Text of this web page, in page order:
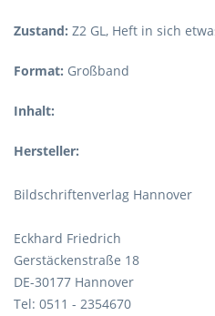
Zustand: Z2 GL, Heft in sich
Format: Großband
Inhalt:
Hersteller:
Bildschriftenverlag Hannover
Eckhard Friedrich
Gerstäckenstraße 18
DE-30177 Hannover
Tel: 0511 - 2354670